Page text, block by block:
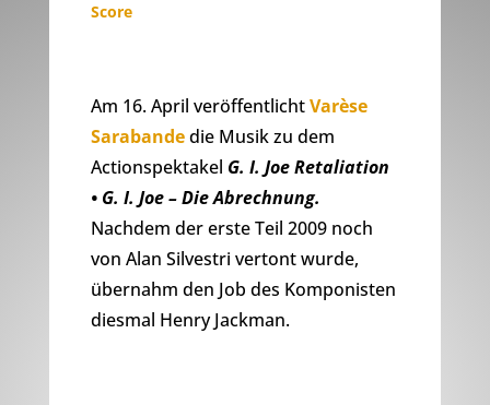
Score
Am 16. April veröffentlichtVarèse
Sarabandedie Musik zu dem
Actionspektakel G. I. Joe Retaliation
• G. I. Joe – Die Abrechnung.
Nachdem der erste Teil 2009 noch
von Alan Silvestri vertont wurde,
übernahm den Job des Komponisten
diesmal Henry Jackman.